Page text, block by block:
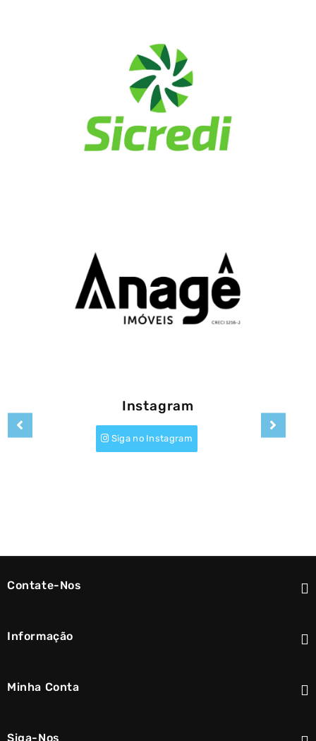
Instagram
Siga no Instagram
Contate-Nos
Informação
Minha Conta
Siga-Nos